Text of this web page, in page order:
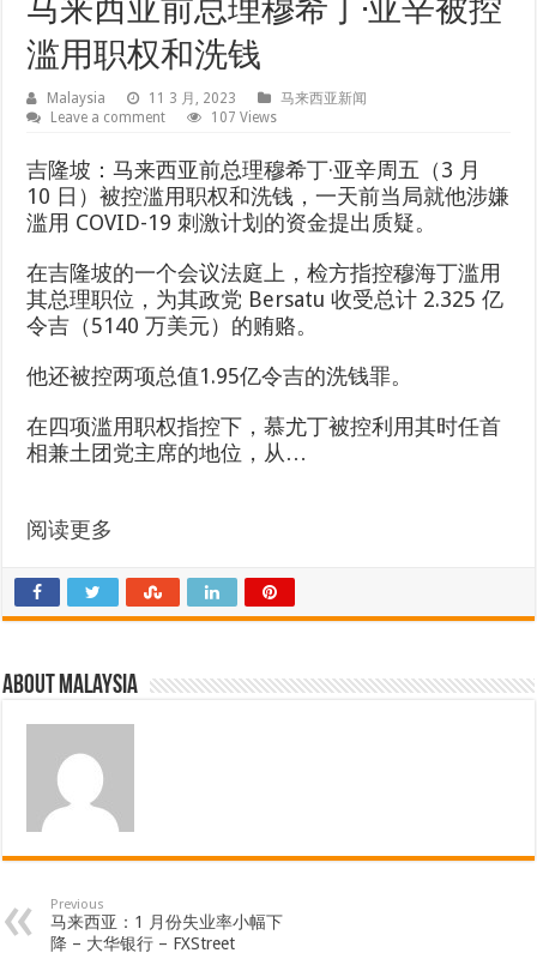
马来西亚前总理穆希丁·亚辛被控
滥用职权和洗钱
Malaysia 11 3 月, 2023
马来西亚新闻
Leave a comment
107 Views
吉隆坡：马来西亚前总理穆希丁·亚辛周五（3 月
10 日）被控滥用职权和洗钱，一天前当局就他涉嫌
滥用 COVID-19 刺激计划的资金提出质疑。
在吉隆坡的一个会议法庭上，检方指控穆海丁滥用
其总理职位，为其政党 Bersatu 收受总计 2.325 亿
令吉（5140 万美元）的贿赂。
他还被控两项总值1.95亿令吉的洗钱罪。
在四项滥用职权指控下，慕尤丁被控利用其时任首
相兼土团党主席的地位，从…
阅读更多
About Malaysia
Previous
马来西亚：1 月份失业率小幅下
降 – 大华银行 – FXStreet